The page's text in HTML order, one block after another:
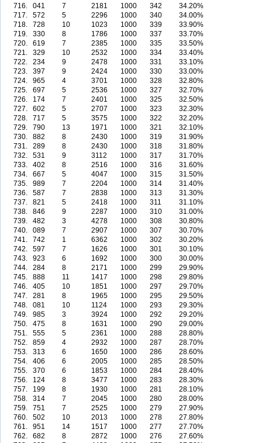
716.
041 7 2181 1000 342
34.20%
717.
572 5 2296 1000 340
34.00%
718.
728 10 1023 1000 339
33.90%
719.
330 8 1786 1000 337
33.70%
720.
619 7 2385 1000 335
33.50%
721.
329 10 2532 1000 334
33.40%
722.
234 9 2478 1000 331
33.10%
723.
397 9 2424 1000 330
33.00%
724.
965 4 3701 1000 328
32.80%
725.
697 5 2536 1000 327
32.70%
726.
174 7 2401 1000 325
32.50%
727.
602 5 2707 1000 323
32.30%
728.
717 5 3575 1000 322
32.20%
729.
790 13 1971 1000 321
32.10%
730.
882 8 2430 1000 319
31.90%
731.
289 8 2430 1000 318
31.80%
732.
531 9 3112 1000 317
31.70%
733.
402 8 2516 1000 316
31.60%
734.
667 5 4047 1000 315
31.50%
735.
989 7 2204 1000 314
31.40%
736.
587 7 2838 1000 313
31.30%
737.
821 5 2418 1000 311
31.10%
738.
846 9 2287 1000 310
31.00%
739.
482 3 4278 1000 308
30.80%
740.
089 7 2907 1000 307
30.70%
741.
742 1 6362 1000 302
30.20%
742.
597 7 1626 1000 301
30.10%
743.
923 6 1692 1000 300
30.00%
744.
284 8 2171 1000 299
29.90%
745.
888 11 1417 1000 298
29.80%
746.
405 10 1851 1000 297
29.70%
747.
281 8 1965 1000 295
29.50%
748.
081 10 1124 1000 293
29.30%
749.
985 3 3924 1000 292
29.20%
750.
475 8 1631 1000 290
29.00%
751.
555 5 2361 1000 288
28.80%
752.
859 4 2932 1000 287
28.70%
753.
313 6 1650 1000 286
28.60%
754.
406 6 2005 1000 285
28.50%
755.
370 6 1853 1000 284
28.40%
756.
124 8 3477 1000 283
28.30%
757.
199 8 1930 1000 281
28.10%
758.
314 7 2045 1000 280
28.00%
759.
751 7 2525 1000 279
27.90%
760.
502 10 2013 1000 278
27.80%
761.
951 14 1517 1000 277
27.70%
762.
682 8 2872 1000 276
27.60%